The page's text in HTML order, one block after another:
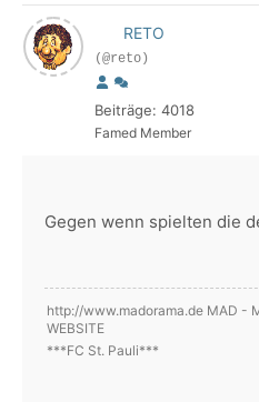
RETO
(@reto)
Beiträge: 4018
Famed Member
Gegen wenn spielten die
http://www.madorama.de MAD -
WEBSITE
***FC St. Pauli***